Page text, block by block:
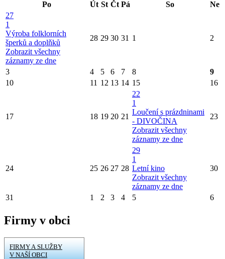
Po Út St Čt Pá So
Ne
27
1
Výroba folklorních
šperků a doplňků
Zobrazit všechny
záznamy ze dne
28 29 30 31 1 2
3 4 5 6 7 8
9
10
11 12 13 14 15 16
17 18 19 20 21
22
1
Loučení s prázdninami
- DIVOČINA
Zobrazit všechny
záznamy ze dne
23
24 25 26 27 28
29
1
Letní kino
Zobrazit všechny
záznamy ze dne
30
31 1 2 3 4 5 6
Firmy v obci
FIRMY A SLUŽBY
V NAŠÍ OBCI